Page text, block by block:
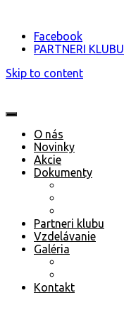
Facebook
PARTNERI KLUBU
Skip to content
O nás
Novinky
Akcie
Dokumenty
Partneri klubu
Vzdelávanie
Galéria
Kontakt